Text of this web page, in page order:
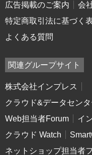
広告掲載のご案内
会
特定商取引法に基づく
よくある質問
関連グループサイト
株式会社インプレス
クラウド&データセン
Web担当者Forum
イ
クラウド Watch
ネットショップ担当者